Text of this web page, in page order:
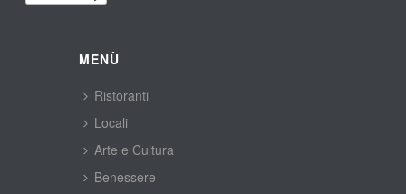
MENÙ
Ristoranti
Locali
Arte e Cultura
Benessere